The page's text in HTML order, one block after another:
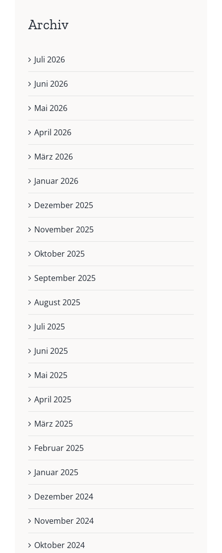
Archiv
Juli 2026
Juni 2026
Mai 2026
April 2026
März 2026
Januar 2026
Dezember 2025
November 2025
Oktober 2025
September 2025
August 2025
Juli 2025
Juni 2025
Mai 2025
April 2025
März 2025
Februar 2025
Januar 2025
Dezember 2024
November 2024
Oktober 2024